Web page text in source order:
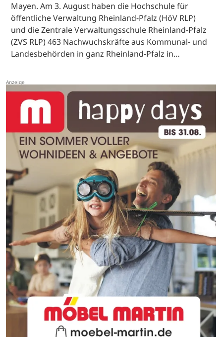
Mayen. Am 3. August haben die Hochschule für
öffentliche Verwaltung Rheinland-Pfalz (HöV RLP)
und die Zentrale Verwaltungsschule Rheinland-Pfalz
(ZVS RLP) 463 Nachwuchskräfte aus Kommunal- und
Landesbehörden in ganz Rheinland-Pfalz in…